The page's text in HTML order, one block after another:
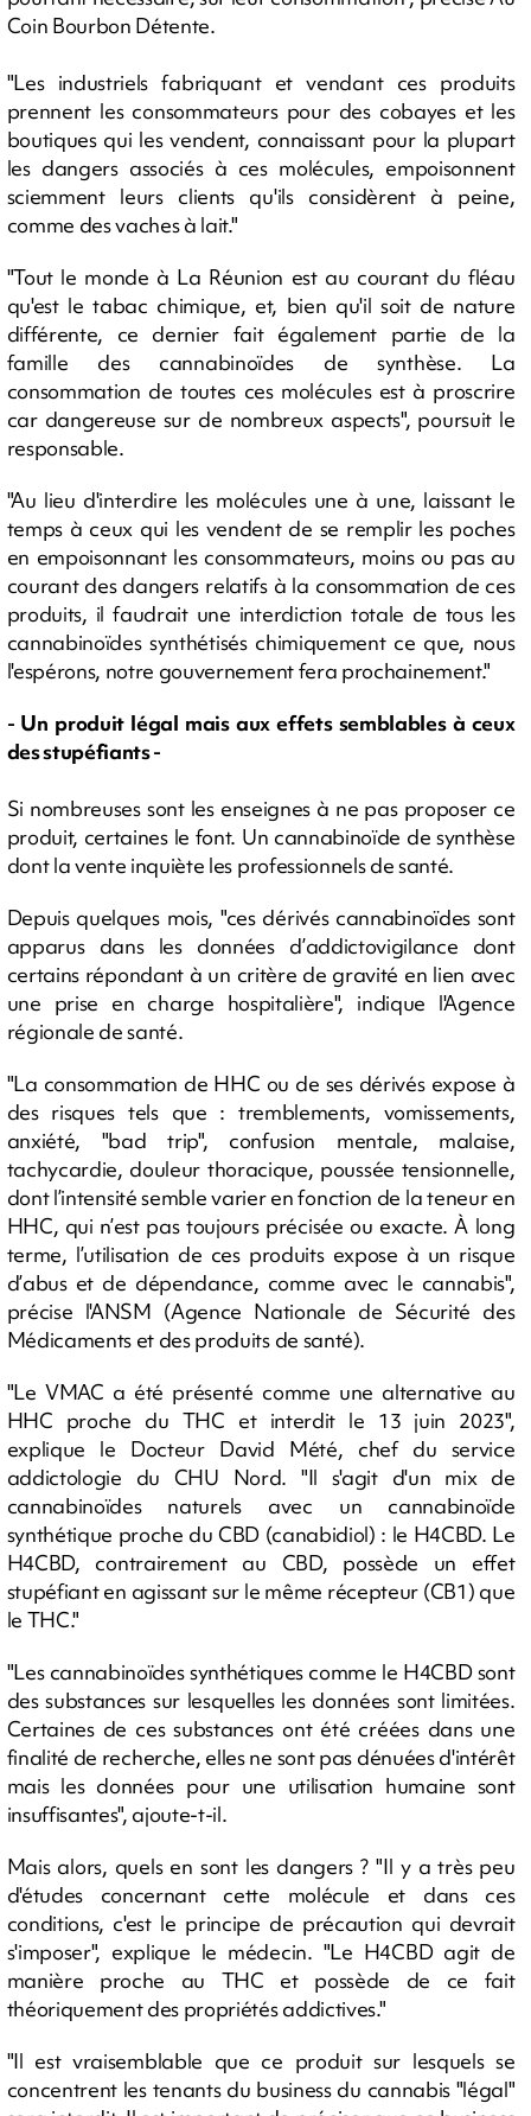
Coin Bourbon Détente.
"Les industriels fabriquant et vendant ces produits
prennent les consommateurs pour des cobayes et les
boutiques qui les vendent, connaissant pour la plupart
les dangers associés à ces molécules, empoisonnent
sciemment leurs clients qu'ils considèrent à peine,
comme des vaches à lait."
"Tout le monde à La Réunion est au courant du fléau
qu'est le tabac chimique, et, bien qu'il soit de nature
différente, ce dernier fait également partie de la
famille des cannabinoïdes de synthèse. La
consommation de toutes ces molécules est à proscrire
car dangereuse sur de nombreux aspects", poursuit le
responsable.
"Au lieu d'interdire les molécules une à une, laissant le
temps à ceux qui les vendent de se remplir les poches
en empoisonnant les consommateurs, moins ou pas au
courant des dangers relatifs à la consommation de ces
produits, il faudrait une interdiction totale de tous les
cannabinoïdes synthétisés chimiquement ce que, nous
l'espérons, notre gouvernement fera prochainement."
- Un produit légal mais aux effets semblables à ceux
des stupéfiants -
Si nombreuses sont les enseignes à ne pas proposer ce
produit, certaines le font. Un cannabinoïde de synthèse
dont la vente inquiète les professionnels de santé.
Depuis quelques mois, "ces dérivés cannabinoïdes sont
apparus dans les données d’addictovigilance dont
certains répondant à un critère de gravité en lien avec
une prise en charge hospitalière", indique l'Agence
régionale de santé.
"La consommation de HHC ou de ses dérivés expose à
des risques tels que : tremblements, vomissements,
anxiété, "bad trip", confusion mentale, malaise,
tachycardie, douleur thoracique, poussée tensionnelle,
dont l’intensité semble varier en fonction de la teneur en
HHC, qui n’est pas toujours précisée ou exacte. À long
terme, l’utilisation de ces produits expose à un risque
d’abus et de dépendance, comme avec le cannabis",
précise l'ANSM (Agence Nationale de Sécurité des
Médicaments et des produits de santé).
"Le VMAC a été présenté comme une alternative au
HHC proche du THC et interdit le 13 juin 2023",
explique le Docteur David Mété, chef du service
addictologie du CHU Nord. "Il s'agit d'un mix de
cannabinoïdes naturels avec un cannabinoïde
synthétique proche du CBD (canabidiol) : le H4CBD. Le
H4CBD, contrairement au CBD, possède un effet
stupéfiant en agissant sur le même récepteur (CB1) que
le THC."
"Les cannabinoïdes synthétiques comme le H4CBD sont
des substances sur lesquelles les données sont limitées.
Certaines de ces substances ont été créées dans une
finalité de recherche, elles ne sont pas dénuées d'intérêt
mais les données pour une utilisation humaine sont
insuffisantes", ajoute-t-il.
Mais alors, quels en sont les dangers ? "Il y a très peu
d'études concernant cette molécule et dans ces
conditions, c'est le principe de précaution qui devrait
s'imposer", explique le médecin. "Le H4CBD agit de
manière proche au THC et possède de ce fait
théoriquement des propriétés addictives."
"Il est vraisemblable que ce produit sur lesquels se
concentrent les tenants du business du cannabis "légal"